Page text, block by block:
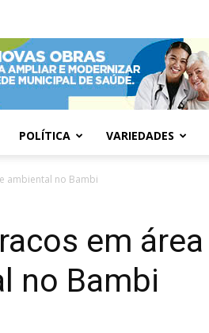
POLÍTICA VARIEDADES
ambiental no Bambi
em área
no Bambi